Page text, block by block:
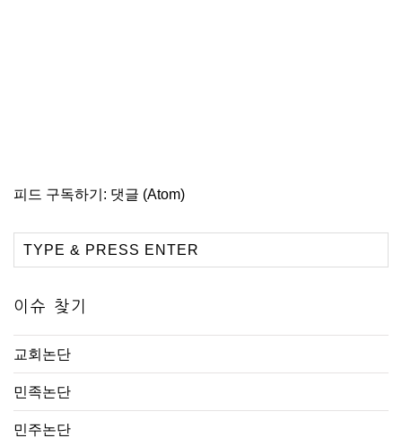
피드 구독하기: 댓글 (Atom)
이슈 찾기
교회논단
민족논단
민주논단